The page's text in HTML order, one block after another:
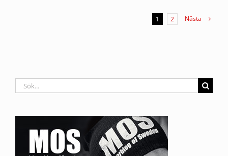
1 2 Nästa
Sök
efter: